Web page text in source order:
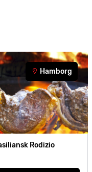
Hamborg
Rodizio